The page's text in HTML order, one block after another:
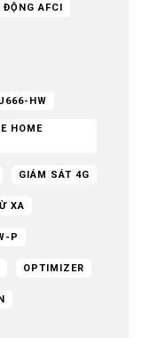
ĐỘNG AFCI
HW
HOME
GIÁM SÁT 4G
XA
P
OPTIMIZER